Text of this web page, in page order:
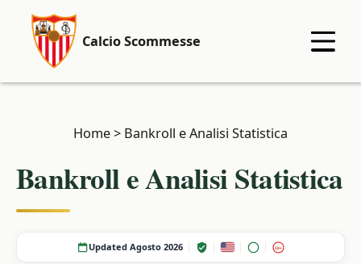
Calcio Scommesse
Home> Bankroll e Analisi Statistica
Bankroll e Analisi Statistica
Updated Agosto 2026 18+